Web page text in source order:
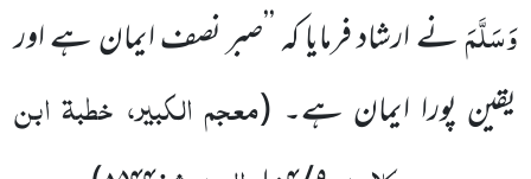
وَسَلَّمَنے ارشادفرمایا کہ ’’صبر نصف ایمان ہے اور
یقین پورا ایمان ہے۔ (معجم الکبیر، خطبۃ ابن